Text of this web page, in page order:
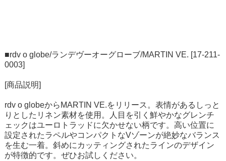
■rdv o globe/ランデヴーオーグローブ/MARTIN VE. [17-211-
0003]
[商品説明]
rdv o globeからMARTIN VE.をリリース。表情があるしっと
りとしたリネン素材を使用。人目を引く鮮やかなグレンチ
ェックはユーロトラッドに欠かせない柄です。高い位置に
設定されたラペルやコンパクトなVゾーンが絶妙なバランス
を生む一着。斜めにカッティングされたラインのデザイン
が特徴的です。ぜひお試しください。